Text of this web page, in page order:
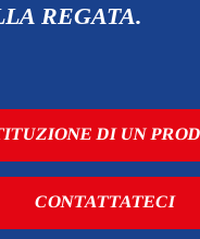
REGATA.
DI UN
CONTATTATECI